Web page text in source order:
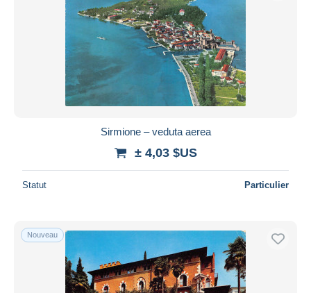
Sirmione – veduta aerea
± 4,03 $US
Statut Particulier
Nouveau